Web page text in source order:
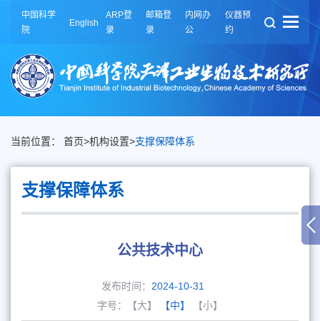
中国科学
院
English
ARP登
录
邮箱登
录
内网办
公
仪器预
约
当前位置： 首页>机构设置>支撑保障体系
支撑保障体系
公共技术中心
发布时间： 2024-10-31
字号：
【大】 【中】 【小】